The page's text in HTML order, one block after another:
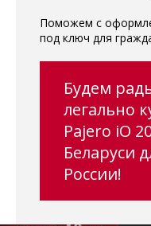
Поможем с
под ключ для
Будем
легально
Pajero iO
Беларуси
России!